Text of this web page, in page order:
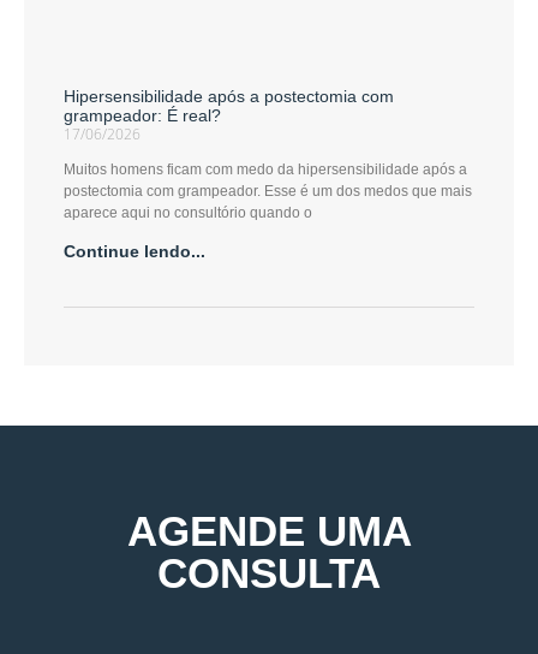
Hipersensibilidade após a postectomia com
grampeador: É real?
17/06/2026
Muitos homens ficam com medo da hipersensibilidade após a
postectomia com grampeador. Esse é um dos medos que mais
aparece aqui no consultório quando o
Continue lendo...
AGENDE UMA
CONSULTA